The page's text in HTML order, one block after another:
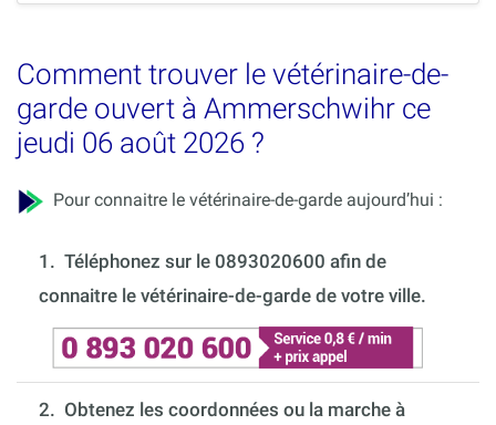
Comment trouver le vétérinaire-de-
garde ouvert à Ammerschwihr ce
jeudi 06 août 2026 ?
Pour connaitre le vétérinaire-de-garde aujourd’hui :
1. Téléphonez sur le 0893020600 afin de
connaitre le vétérinaire-de-garde de votre ville.
2. Obtenez les coordonnées ou la marche à